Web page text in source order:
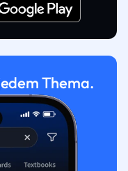
Thema.